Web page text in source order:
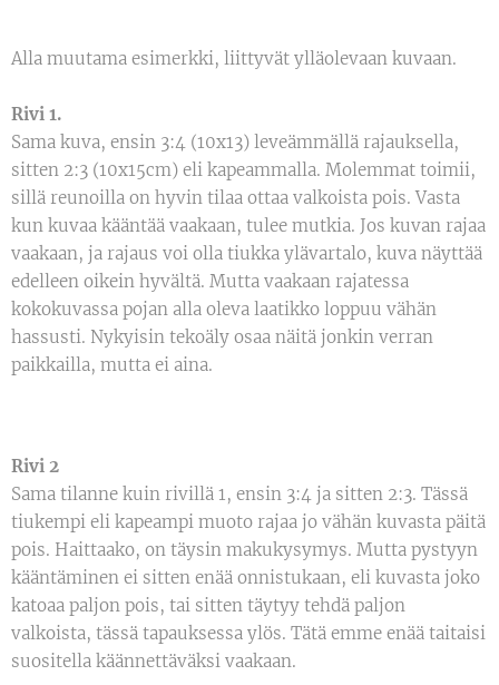
Alla muutama esimerkki, liittyvät ylläolevaan kuvaan.
Rivi 1.
Sama kuva, ensin 3:4 (10x13) leveämmällä rajauksella,
sitten 2:3 (10x15cm) eli kapeammalla. Molemmat toimii,
sillä reunoilla on hyvin tilaa ottaa valkoista pois. Vasta
kun kuvaa kääntää vaakaan, tulee mutkia. Jos kuvan rajaa
vaakaan, ja rajaus voi olla tiukka ylävartalo, kuva näyttää
edelleen oikein hyvältä. Mutta vaakaan rajatessa
kokokuvassa pojan alla oleva laatikko loppuu vähän
hassusti. Nykyisin tekoäly osaa näitä jonkin verran
paikkailla, mutta ei aina.
Rivi 2
Sama tilanne kuin rivillä 1, ensin 3:4 ja sitten 2:3. Tässä
tiukempi eli kapeampi muoto rajaa jo vähän kuvasta päitä
pois. Haittaako, on täysin makukysymys. Mutta pystyyn
kääntäminen ei sitten enää onnistukaan, eli kuvasta joko
katoaa paljon pois, tai sitten täytyy tehdä paljon
valkoista, tässä tapauksessa ylös. Tätä emme enää taitaisi
suositella käännettäväksi vaakaan.